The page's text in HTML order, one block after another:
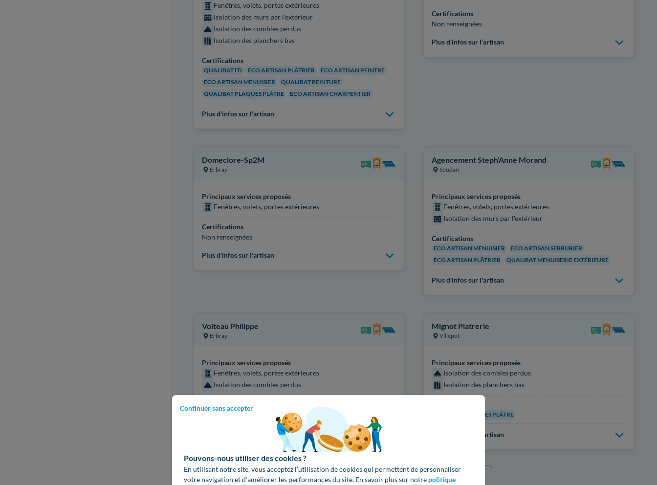
Continuer sans accepter
Pouvons-nous utiliser des cookies ?
En utilisant notre site, vous acceptez l’utilisation de cookies qui permettent de personnaliser
votre navigation et d’améliorer les performances du site. En savoir plus sur notre politique
Fenêtres, volets, portes extérieures
Isolation des murs par l'extérieur
Isolation des combles perdus
Isolation des planchers bas
Certifications
QUALIBAT ITI ECO ARTISAN PLÂTRIER
ECO ARTISAN PEINTRE
ECO ARTISAN MENUISIER
QUALIBAT PEINTURE
QUALIBAT PLAQUES PLÂTRE
ECO ARTISAN CHARPENTIER
Plus d'infos sur l'artisan
Certifications
Non renseignées
Plus d'infos sur l'artisan
Domeclore-Sp2M
Erbray
Principaux services proposés
Fenêtres, volets, portes extérieures
Certifications
Non renseignées
Plus d'infos sur l'artisan
Agencement Steph'Anne Morand
Soudan
Principaux services proposés
Fenêtres, volets, portes extérieures
Isolation des murs par l'extérieur
Certifications
ECO ARTISAN MENUISIER
ECO ARTISAN SERRURIER
ECO ARTISAN PLÂTRIER
QUALIBAT MENUISERIE EXTÉRIEURE
Plus d'infos sur l'artisan
Volteau Philippe
Erbray
Principaux services proposés
Fenêtres, volets, portes extérieures
Isolation des combles perdus
Mignot Platrerie
Villepot
Principaux services proposés
Isolation des combles perdus
Isolation des planchers bas
QUALIBAT PLAQUES PLÂTRE
Plus d'infos sur l'artisan
Voir1504artisans de plus